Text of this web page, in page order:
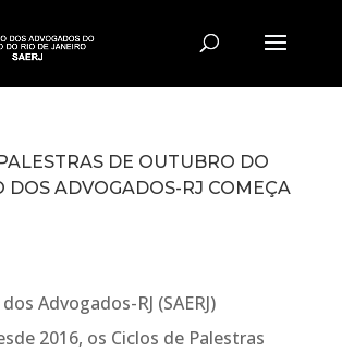
DE OUTUBRO DO
DOS ADVOGADOS-RJ COMEÇA
Advogados-RJ (SAERJ)
2016, os Ciclos de Palestras